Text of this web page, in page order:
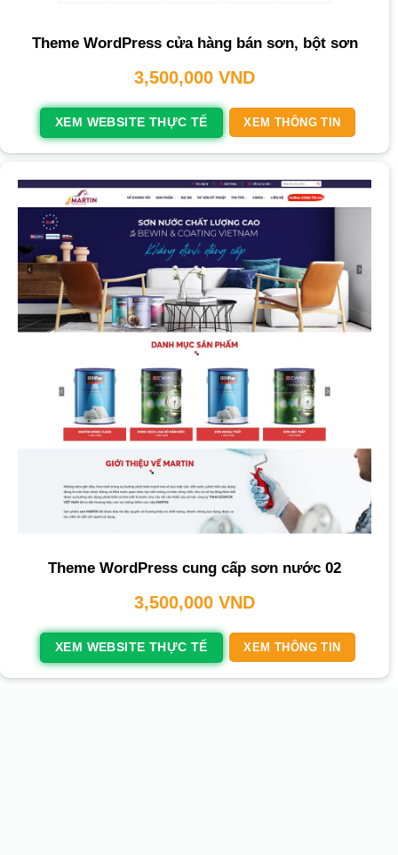
Theme WordPress cửa hàng bán sơn, bột sơn
3,500,000 VND
XEM WEBSITE THỰC TẾ XEM THÔNG TIN
Theme WordPress cung cấp sơn nước 02
3,500,000 VND
XEM WEBSITE THỰC TẾ XEM THÔNG TIN